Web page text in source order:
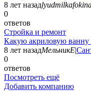
8 лет назад
0
ответов
Стройка и ремонт
Какую акриловую ванну
8 лет назадМельникЕ|
0
ответов
Посмотреть ещё
Добавить компанию